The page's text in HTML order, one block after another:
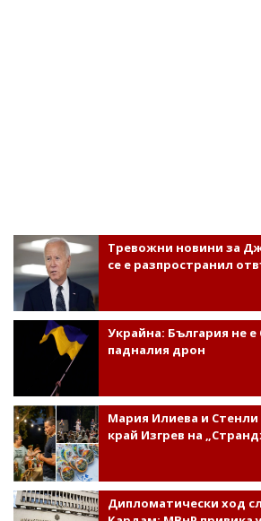
Тревожни новини за
се е разпространил
Украйна: България не е
падналия дрон
Мария Илиева и Стенли
край Изгрев на
Дипломатически ход